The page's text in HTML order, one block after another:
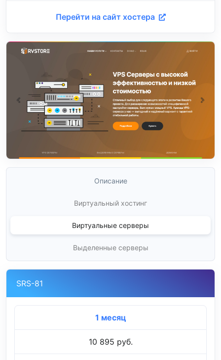
Перейти на сайт хостера
Описание
Виртуальный хостинг
Виртуальные серверы
Выделенные серверы
SRS-81
1 месяц
10 895 руб.